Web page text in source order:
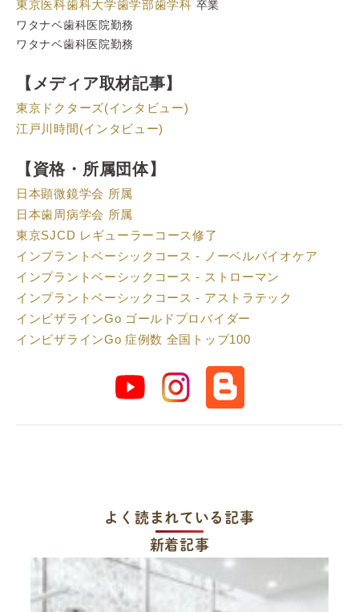
東京医科歯科大学歯学部歯学科 卒業
ワタナベ歯科医院勤務
ワタナベ歯科医院勤務
【メディア取材記事】
東京ドクターズ(インタビュー)
江戸川時間(インタビュー)
【資格・所属団体】
日本顕微鏡学会 所属
日本歯周病学会 所属
東京SJCD レギューラーコース修了
インプラントベーシックコース - ノーベルバイオケア
インプラントベーシックコース - ストローマン
インプラントベーシックコース - アストラテック
インビザラインGo ゴールドプロバイダー
インビザラインGo 症例数 全国トップ100
よく読まれている記事
新着記事